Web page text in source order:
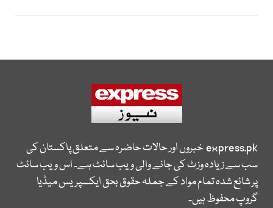
express.pkخبروں اور حالات حاضرہ سے متعلق پاکستان کی
سب سے زیادہ وزٹ کی جانے والی ویب سائٹ ہے۔ اس ویب سائٹ
پر شائع شدہ تمام مواد کے جملہ حقوق بحق ایکسپریس میڈیا
گروپ محفوظ ہیں۔